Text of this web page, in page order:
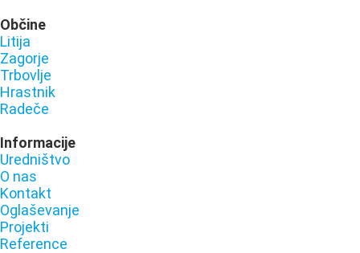
Občine
Litija
Zagorje
Trbovlje
Hrastnik
Radeče
Informacije
Uredništvo
O nas
Kontakt
Oglaševanje
Projekti
Reference